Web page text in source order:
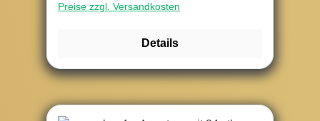
Preise zzgl. Versandkosten
Details